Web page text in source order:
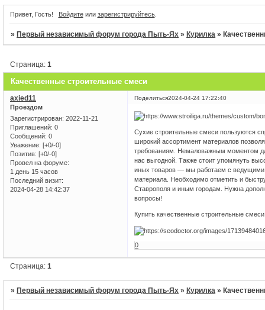
Привет, Гость! Войдитеили зарегистрируйтесь.
»Первый независимый форум города Пыть-Ях »Курилка »
Качественные строительные смеси
Страница:1
Поделиться2024-04-24 17:22:40
axied11
Проездом
Зарегистрирован: 2022-11-21
Приглашений: 0
Сообщений: 0
Уважение: [+0/-0]
Позитив: [+0/-0]
Провел на форуме:
1 день 15 часов
Последний визит:
2024-04-28 14:42:37
Сухие строительные смеси пользуются
широкий ассортимент материалов
требованиям. Немаловажным моментом
нас выгодной. Также стоит упомянуть
иных товаров — мы работаем с ведущими
материала. Необходимо отметить и
Ставрополя и иным городам. Нужна
вопросы!
Купить качественные строительные
0
Страница:1
» Первый независимый форум города Пыть-Ях » Курилка »